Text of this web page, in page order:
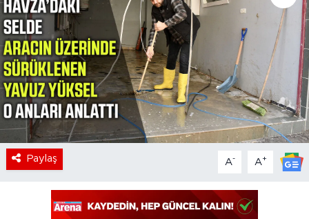
Paylaş A- A+